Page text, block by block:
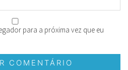
para a próxima vez que eu